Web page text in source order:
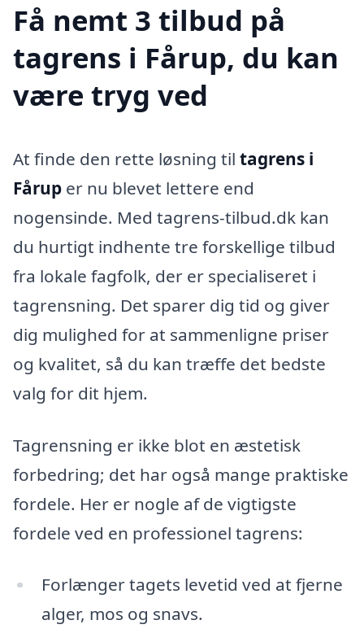
Få nemt 3 tilbud på
tagrens i Fårup, du kan
være tryg ved
At finde den rette løsning til tagrens i
Fårup er nu blevet lettere end
nogensinde. Med tagrens-tilbud.dk kan
du hurtigt indhente tre forskellige tilbud
fra lokale fagfolk, der er specialiseret i
tagrensning. Det sparer dig tid og giver
dig mulighed for at sammenligne priser
og kvalitet, så du kan træffe det bedste
valg for dit hjem.
Tagrensning er ikke blot en æstetisk
forbedring; det har også mange praktiske
fordele. Her er nogle af de vigtigste
fordele ved en professionel tagrens:
Forlænger tagets levetid ved at fjerne
alger, mos og snavs.